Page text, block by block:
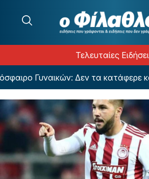
Τελευταίες
Γυναικών: Δεν τα κατάφερε